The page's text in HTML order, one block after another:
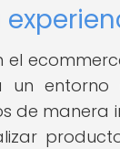
el
entorno
de manera